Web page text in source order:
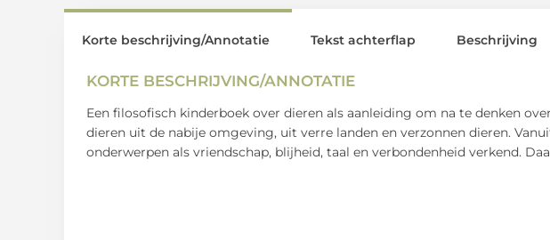
Korte beschrijving/Annotatie
KORTE BESCHRIJVING/ANNOTATIE
Een filosofisch kinderboek over dieren als aanleiding om na te denken
dieren uit de nabije omgeving, uit verre landen en verzonnen dieren.
onderwerpen als vriendschap, blijheid, taal en verbondenheid verkend.
Tekst achterflap Beschrijving